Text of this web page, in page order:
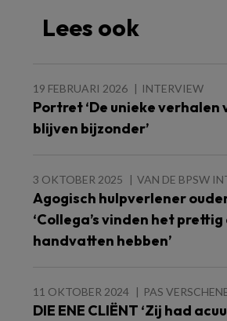
Lees ook
19 FEBRUARI 2026 INTERVIEW
Portret ‘De unieke verhalen
blijven bijzonder’
3 OKTOBER 2025 VAN DE BPSW
Agogisch hulpverlener
‘Collega’s vinden het prettig
handvatten hebben’
11 OKTOBER 2024 PAS
DIE ENE CLIËNT ‘Zij had